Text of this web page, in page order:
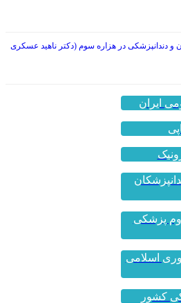
دندانپزشکی در هزاره سوم (دکتر ناهید عسکری
ایران
پزشکی
اسلامی
کشور